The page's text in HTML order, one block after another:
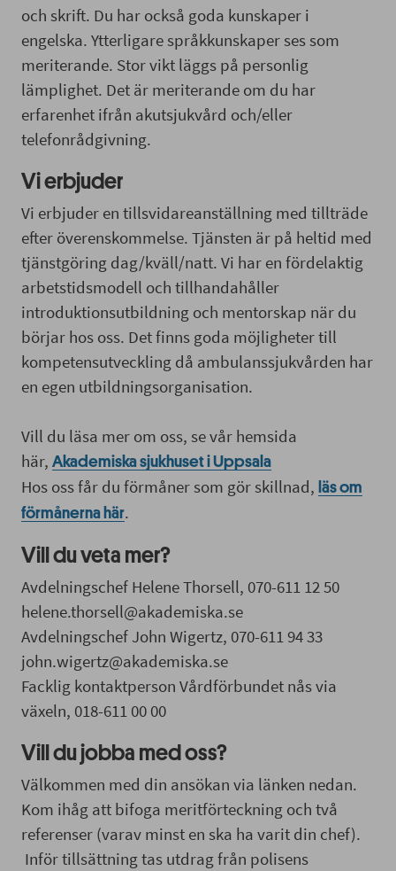
och skrift. Du har också goda kunskaper i
engelska. Ytterligare språkkunskaper ses som
meriterande. Stor vikt läggs på personlig
lämplighet. Det är meriterande om du har
erfarenhet ifrån akutsjukvård och/eller
telefonrådgivning.
Vi erbjuder
Vi erbjuder en tillsvidareanställning med tillträde
efter överenskommelse. Tjänsten är på heltid med
tjänstgöring dag/kväll/natt. Vi har en fördelaktig
arbetstidsmodell och tillhandahåller
introduktionsutbildning och mentorskap när du
börjar hos oss. Det finns goda möjligheter till
kompetensutveckling då ambulanssjukvården har
en egen utbildningsorganisation.
Vill du läsa mer om oss, se vår hemsida
här, Akademiska sjukhuset i Uppsala
Hos oss får du förmåner som gör skillnad, läs om
förmånerna här.
Vill du veta mer?
Avdelningschef Helene Thorsell, 070-611 12 50
helene.thorsell@akademiska.se
Avdelningschef John Wigertz, 070-611 94 33
john.wigertz@akademiska.se
Facklig kontaktperson Vårdförbundet nås via
växeln, 018-611 00 00
Vill du jobba med oss?
Välkommen med din ansökan via länken nedan.
Kom ihåg att bifoga meritförteckning och två
referenser (varav minst en ska ha varit din chef).
Inför tillsättning tas utdrag från polisens